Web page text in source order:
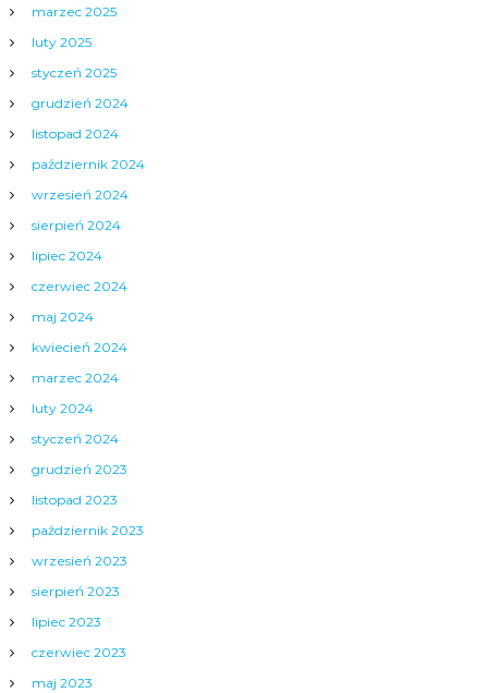
marzec 2025
luty 2025
styczeń 2025
grudzień 2024
listopad 2024
październik 2024
wrzesień 2024
sierpień 2024
lipiec 2024
czerwiec 2024
maj 2024
kwiecień 2024
marzec 2024
luty 2024
styczeń 2024
grudzień 2023
listopad 2023
październik 2023
wrzesień 2023
sierpień 2023
lipiec 2023
czerwiec 2023
maj 2023